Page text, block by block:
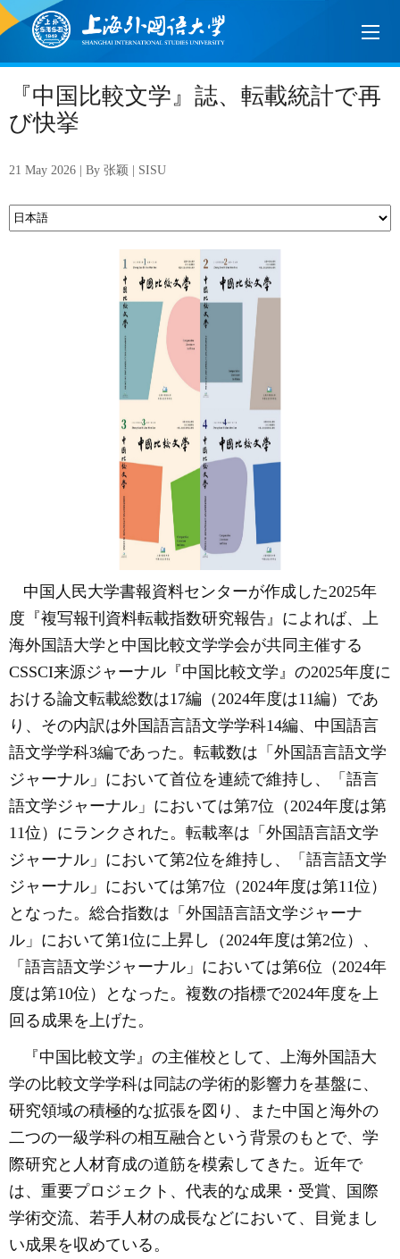
『中国比較文学』誌、転載統計で再
び快挙
21 May 2026 | By 张颖 | SISU
中国人民大学書報資料センターが作成した2025年
度『複写報刊資料転載指数研究報告』によれば、上
海外国語大学と中国比較文学学会が共同主催する
CSSCI来源ジャーナル『中国比較文学』の2025年度に
おける論文転載総数は17編（2024年度は11編）であ
り、その内訳は外国語言語文学学科14編、中国語言
語文学学科3編であった。転載数は「外国語言語文学
ジャーナル」において首位を連続で維持し、「語言
語文学ジャーナル」においては第7位（2024年度は第
11位）にランクされた。転載率は「外国語言語文学
ジャーナル」において第2位を維持し、「語言語文学
ジャーナル」においては第7位（2024年度は第11位）
となった。総合指数は「外国語言語文学ジャーナ
ル」において第1位に上昇し（2024年度は第2位）、
「語言語文学ジャーナル」においては第6位（2024年
度は第10位）となった。複数の指標で2024年度を上
回る成果を上げた。
『中国比較文学』の主催校として、上海外国語大
学の比較文学学科は同誌の学術的影響力を基盤に、
研究領域の積極的な拡張を図り、また中国と海外の
二つの一級学科の相互融合という背景のもとで、学
際研究と人材育成の道筋を模索してきた。近年で
は、重要プロジェクト、代表的な成果・受賞、国際
学術交流、若手人材の成長などにおいて、目覚まし
い成果を収めている。